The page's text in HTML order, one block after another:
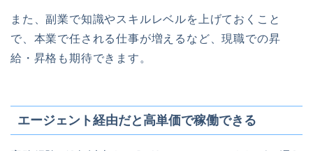
また、副業で知識やスキルレベルを上げておくこと
で、本業で任される仕事が増えるなど、現職での昇
給・昇格も期待できます。
エージェント経由だと高単価で稼働できる